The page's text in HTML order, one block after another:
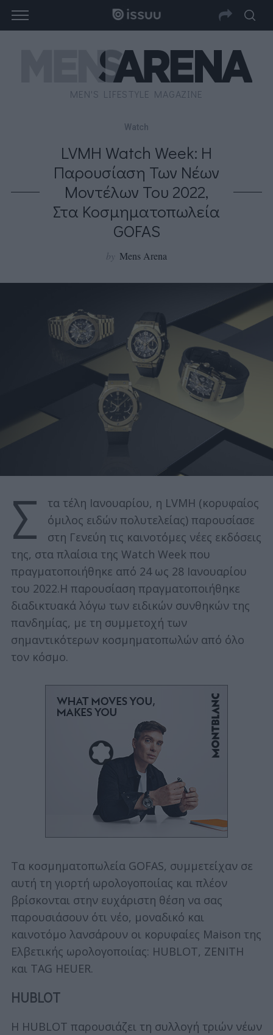
MEN'S LIFESTYLE MAGAZINE
Watch
LVMH Watch Week: Η
Παρουσίαση Των Νέων
Μοντέλων Του 2022,
Στα Κοσμηματοπωλεία
GOFAS
by Mens Arena
Σ
τα τέλη Ιανουαρίου, η LVMH (κορυφαίος
όμιλος ειδών πολυτελείας) παρουσίασε
στη Γενεύη τις καινοτόμες νέες εκδόσεις
της, στα πλαίσια της Watch Week που
πραγματοποιήθηκε από 24 ως 28 Ιανουαρίου
του 2022.Η παρουσίαση πραγματοποιήθηκε
διαδικτυακά λόγω των ειδικών συνθηκών της
πανδημίας, με τη συμμετοχή των
σημαντικότερων κοσμηματοπωλών από όλο
τον κόσμο.
Τα κοσμηματοπωλεία GOFAS, συμμετείχαν σε
αυτή τη γιορτή ωρολογοποιίας και πλέον
βρίσκονται στην ευχάριστη θέση να σας
παρουσιάσουν ότι νέο, μοναδικό και
καινοτόμο λανσάρουν οι κορυφαίες Maison της
Ελβετικής ωρολογοποιίας: HUBLOT, ZENITH
και TAG HEUER.
HUBLOT
H HUBLOT παρουσιάζει τη συλλογή τριών νέων